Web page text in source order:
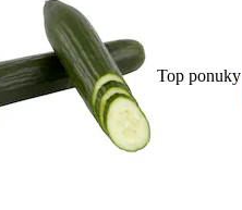
Top ponuky